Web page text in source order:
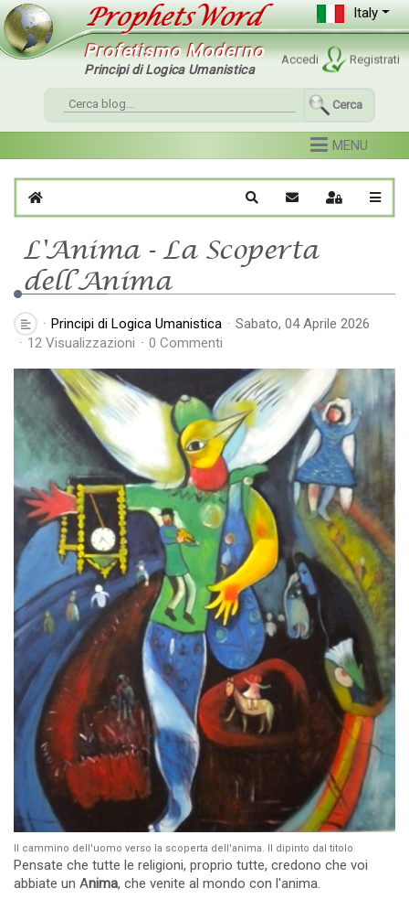
Italy
Profetismo Moderno
Principi di Logica Umanistica
Cerca
Home Cerca Iscriviti al blog
Sign In
L'Anima - La Scoperta
dell’Anima
Principi di Logica Umanistica
Sabato, 04 Aprile 2026
12 Visualizzazioni
0 Commenti
Il cammino dell'uomo verso la scoperta dell'anima. Il dipinto dal titolo
Pensate che tutte le religioni, proprio tutte, credono che voi
abbiate un Anima, che venite al mondo con l'anima.
Accedi Registrati